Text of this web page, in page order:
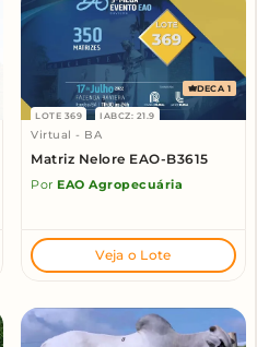
LOTE 369 IABCZ: 21.9
DECA 1
Virtual - BA
Matriz Nelore EAO-B3615
Por EAO Agropecuária
Veja o Lote